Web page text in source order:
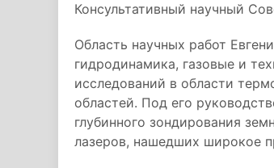
Консультативный научный
Область научных работ
гидродинамика, газовые и
исследований в области
областей. Под его
глубинного зондирования
лазеров, нашедших широкое